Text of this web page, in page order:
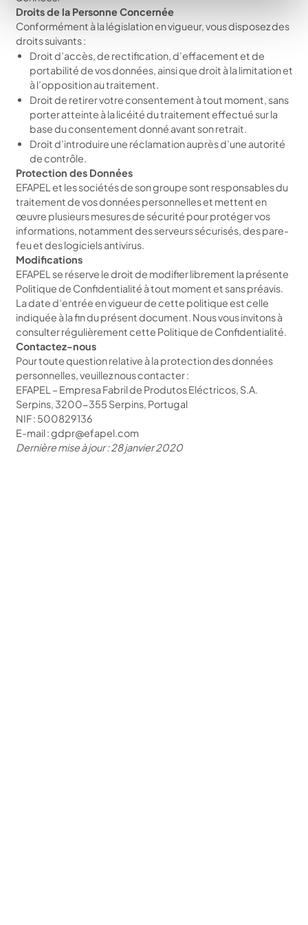
Droits de la Personne Concernée
Conformément à la législation en vigueur, vous disposez des
droits suivants :
Droit d’accès, de rectification, d’effacement et de
portabilité de vos données, ainsi que droit à la limitation et
à l’opposition au traitement.
Droit de retirer votre consentement à tout moment, sans
porter atteinte à la licéité du traitement effectué sur la
base du consentement donné avant son retrait.
Droit d’introduire une réclamation auprès d’une autorité
de contrôle.
Protection des Données
EFAPEL et les sociétés de son groupe sont responsables du
traitement de vos données personnelles et mettent en
œuvre plusieurs mesures de sécurité pour protéger vos
informations, notamment des serveurs sécurisés, des pare-
feu et des logiciels antivirus.
Modifications
EFAPEL se réserve le droit de modifier librement la présente
Politique de Confidentialité à tout moment et sans préavis.
La date d’entrée en vigueur de cette politique est celle
indiquée à la fin du présent document. Nous vous invitons à
consulter régulièrement cette Politique de Confidentialité.
Contactez-nous
Pour toute question relative à la protection des données
personnelles, veuillez nous contacter :
EFAPEL – Empresa Fabril de Produtos Eléctricos, S.A.
Serpins, 3200-355 Serpins, Portugal
NIF : 500829136
E-mail : gdpr@efapel.com
Dernière mise à jour : 28 janvier 2020